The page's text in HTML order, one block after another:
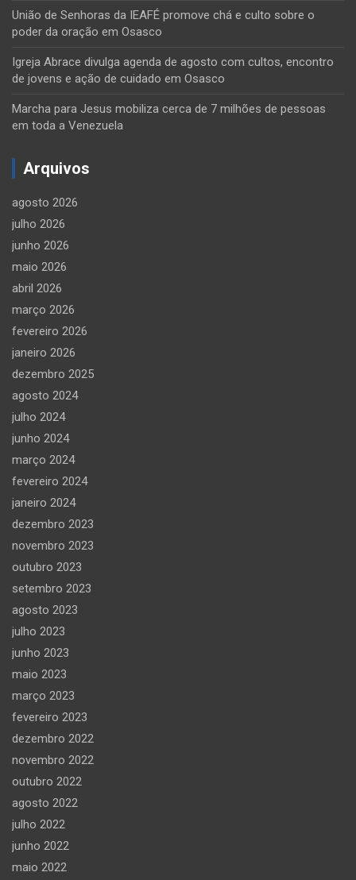
União de Senhoras da IEAFÉ promove chá e culto sobre o
poder da oração em Osasco
Igreja Abrace divulga agenda de agosto com cultos, encontro
de jovens e ação de cuidado em Osasco
Marcha para Jesus mobiliza cerca de 7 milhões de pessoas
em toda a Venezuela
Arquivos
agosto 2026
julho 2026
junho 2026
maio 2026
abril 2026
março 2026
fevereiro 2026
janeiro 2026
dezembro 2025
agosto 2024
julho 2024
junho 2024
março 2024
fevereiro 2024
janeiro 2024
dezembro 2023
novembro 2023
outubro 2023
setembro 2023
agosto 2023
julho 2023
junho 2023
maio 2023
março 2023
fevereiro 2023
dezembro 2022
novembro 2022
outubro 2022
agosto 2022
julho 2022
junho 2022
maio 2022